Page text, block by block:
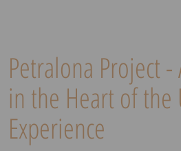
Petralona Project
in the Heart of the
Experience